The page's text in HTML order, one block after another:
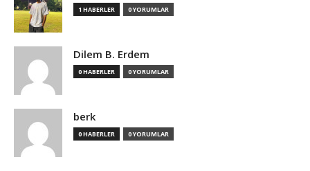
1 HABERLER 0 YORUMLAR
Dilem B. Erdem
0 HABERLER 0 YORUMLAR
berk
0 HABERLER 0 YORUMLAR